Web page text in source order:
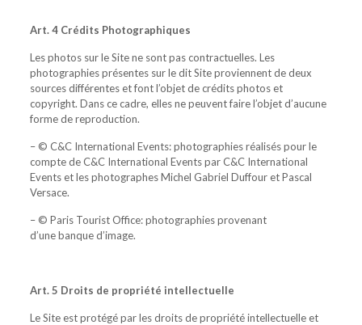
Art. 4 Crédits Photographiques
Les photos sur le Site ne sont pas contractuelles. Les
photographies présentes sur le dit Site proviennent de deux
sources différentes et font l’objet de crédits photos et
copyright. Dans ce cadre, elles ne peuvent faire l’objet d’aucune
forme de reproduction.
– © C&C International Events: photographies réalisés pour le
compte de C&C International Events par C&C International
Events et les photographes Michel Gabriel Duffour et Pascal
Versace.
– © Paris Tourist Office: photographies provenant
d’une banque d’image.
Art. 5 Droits de propriété intellectuelle
Le Site est protégé par les droits de propriété intellectuelle et